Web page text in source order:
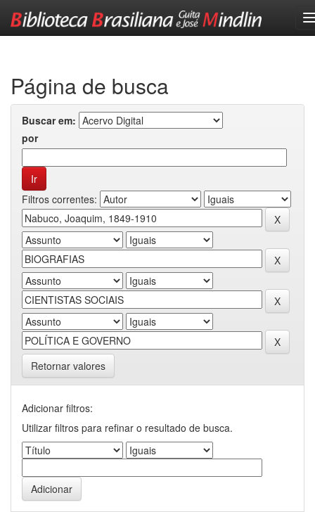
Página de busca
Buscar em:
por
Filtros correntes:
Retornar valores
Adicionar filtros:
Utilizar filtros para refinar o resultado de busca.